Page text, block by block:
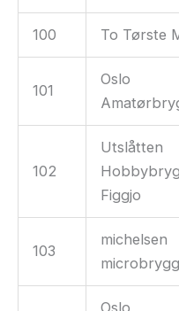
100 To Tørste
101
Oslo
102
Utslåtten
Figgjo
103
michelsen
microbrygg
Oslo